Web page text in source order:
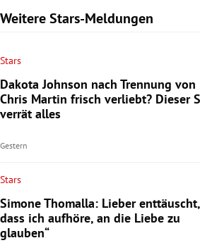
Weitere Stars-Meldungen
Stars
Dakota Johnson nach Trennung von
Chris Martin frisch verliebt? Dieser
verrät alles
Gestern
Stars
Simone Thomalla: Lieber enttäuscht,
dass ich aufhöre, an die Liebe zu
glauben“